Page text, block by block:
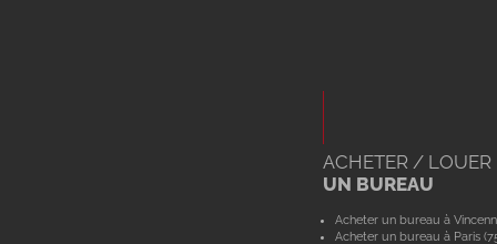
ACHETER / LOUER
UN BUREAU
Acheter un bureau à
Acheter un bureau à Paris